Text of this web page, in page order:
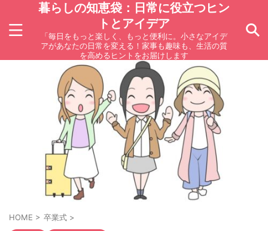
暮らしの知恵袋：日常に役立つヒン
トとアイデア
「毎日をもっと楽しく、もっと便利に。小さなアイデ
アがあなたの日常を変える！家事も趣味も、生活の質
を高めるヒントをお届けします
HOME > 卒業式 >